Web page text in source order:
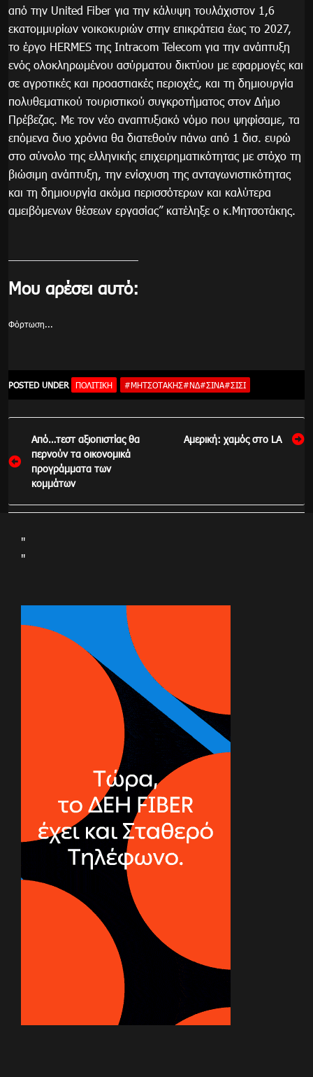
από την United Fiber για την κάλυψη τουλάχιστον 1,6
εκατομμυρίων νοικοκυριών στην επικράτεια έως το 2027,
το έργο HERMES της Intracom Telecom για την ανάπτυξη
ενός ολοκληρωμένου ασύρματου δικτύου με εφαρμογές και
σε αγροτικές και προαστιακές περιοχές, και τη δημιουργία
πολυθεματικού τουριστικού συγκροτήματος στον Δήμο
Πρέβεζας. Με τον νέο αναπτυξιακό νόμο που ψηφίσαμε, τα
επόμενα δυο χρόνια θα διατεθούν πάνω από 1 δισ. ευρώ
στο σύνολο της ελληνικής επιχειρηματικότητας με στόχο τη
βιώσιμη ανάπτυξη, την ενίσχυση της ανταγωνιστικότητας
και τη δημιουργία ακόμα περισσότερων και καλύτερα
αμειβόμενων θέσεων εργασίας” κατέληξε ο κ.Μητσοτάκης.
Μου αρέσει αυτό:
Φόρτωση...
POSTED UNDER ΠΟΛΙΤΙΚΉ #ΜΗΤΣΟΤΑΚΗΣ#ΝΔ#ΣΙΝΑ#ΣΙΣΙ
Πλοήγηση
άρθρων
Από…τεστ αξιοπιστίας θα
περνούν τα οικονομικά
προγράμματα των
κομμάτων
Αμερική: χαμός στο LA
"
"